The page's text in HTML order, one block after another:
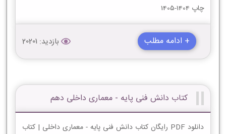
چاپ 1404-1405
+ ادامه مطلب بازدید: 20201
کتاب دانش فنی پایه - معماری داخلی دهم
دانلود PDF رایگان کتاب دانش فنی پایه - معماری داخلی | کتاب